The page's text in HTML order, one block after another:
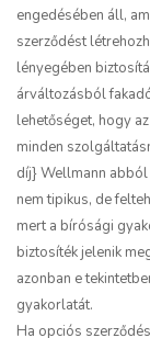
engedésében áll,
szerződést
lényegében
árváltozásból
lehetőséget, hogy
minden
díj} Wellmann
nem tipikus, de
mert a bírósági
biztosíték jelenik
azonban e
gyakorlatát.
Ha opciós